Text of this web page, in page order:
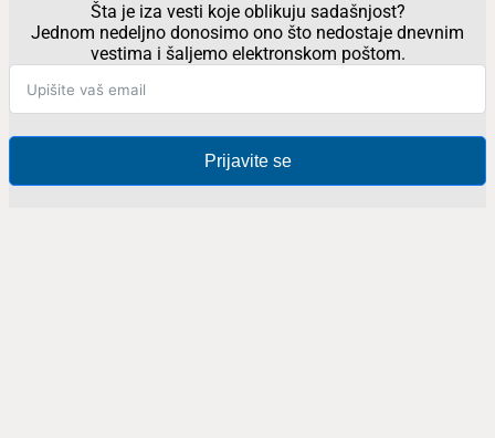
Šta je iza vesti koje oblikuju sadašnjost?
Jednom nedeljno donosimo ono što nedostaje dnevnim
vestima i šaljemo elektronskom poštom.
Prijavite se